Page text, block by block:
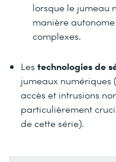
lorsque le jumeau
manière
complexes.
Les technologies de
jumeaux numériques
accès et intrusions
particulièrement
de cette série).